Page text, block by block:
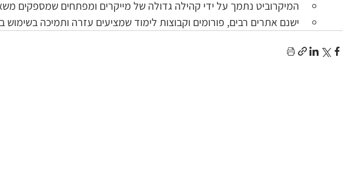
המיקרוביט נתמך על ידי קהילה גדולה של מייקרים ומפתחים שמספקים
ישנם אתרים רבים, פורומים וקבוצות לימוד שמציעים עזרה ותמיכה בשימוש